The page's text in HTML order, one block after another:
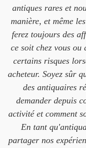
antiques rares et
manière, et même
ferez toujours des
ce soit chez vous
certains risques
acheteur. Soyez sûr
des antiquaires
demander depuis
activité et comment
En tant
partager nos